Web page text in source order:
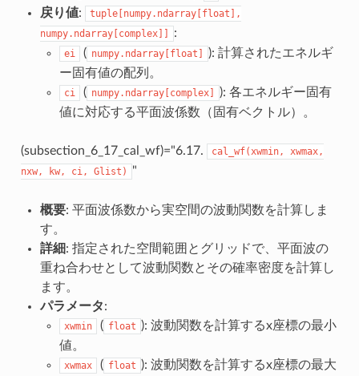
戻り値:
tuple[numpy.ndarray[float],
numpy.ndarray[complex]]
:
ei ( numpy.ndarray[float]
): 計算されたエネルギ
ー固有値の配列。
ci ( numpy.ndarray[complex]
): 各エネルギー固有
値に対応する平面波係数（固有ベクトル）。
(subsection_6_17_cal_wf)="6.17. cal_wf(xwmin,
xwmax,
nxw,
kw, ci, Glist) "
概要: 平面波係数から実空間の波動関数を計算しま
す。
詳細: 指定された空間範囲とグリッドで、平面波の
重ね合わせとして波動関数とその確率密度を計算し
ます。
パラメータ:
xwmin ( float ): 波動関数を計算するx座標の最小
値。
xwmax ( float ): 波動関数を計算するx座標の最大